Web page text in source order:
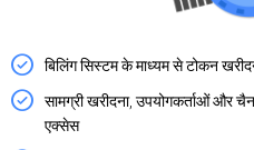
बिलिंग सिस्टम के माध्यम से टोकन
सामग्री खरीदना, उपयोगकर्ताओं और
एक्सेस